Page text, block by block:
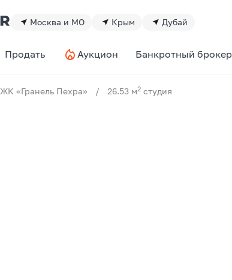
Москва и МО Крым Дубай
Продать Аукцион Банкротный брокер
ЖК «Гранель Пехра» / 26.53 м2 студия